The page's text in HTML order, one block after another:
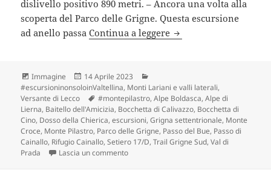
dislivello positivo 890 metri. – Ancora una volta alla
scoperta del Parco delle Grigne. Questa escursione
ad anello passaContinua a leggere MONTE PILASTRO e
Formato
Immagine
Scritto
il
14 Aprile 2023
#escursioninonsoloinValtellina, Monti Lariani e valli laterali,
Versante di Lecco
Tag
#montepilastro,Alpe Boldasca,Alpe di
Lierna, Baitello dell'Amicizia, Bocchetta di Calivazzo, Bocchetta di
Cino, Dosso della Chierica,escursioni,Grigna settentrionale, Monte
Croce, Monte Pilastro, Parco delle Grigne, Passo del Bue, Passo di
Cainallo, Rifugio Cainallo,Setiero 17/D,Trail Grigne Sud,Val di
Prada
Lascia un commentosu MONTE PILASTRO e MONTE CROCE